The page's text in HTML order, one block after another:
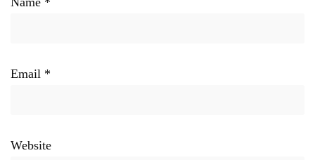
Email *
Website